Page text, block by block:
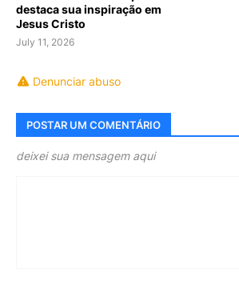
destaca sua inspiração em
Jesus Cristo
July 11, 2026
Denunciar abuso
POSTAR UM COMENTÁRIO
deixei sua mensagem aqui